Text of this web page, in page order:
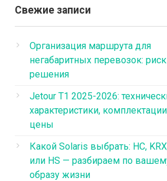
Свежие записи
Организация маршрута для
негабаритных перевозок:
решения
Jetour T1 2025-2026:
характеристики,
цены
Какой Solaris выбрать: HC,
или HS — разбираем по
образу жизни